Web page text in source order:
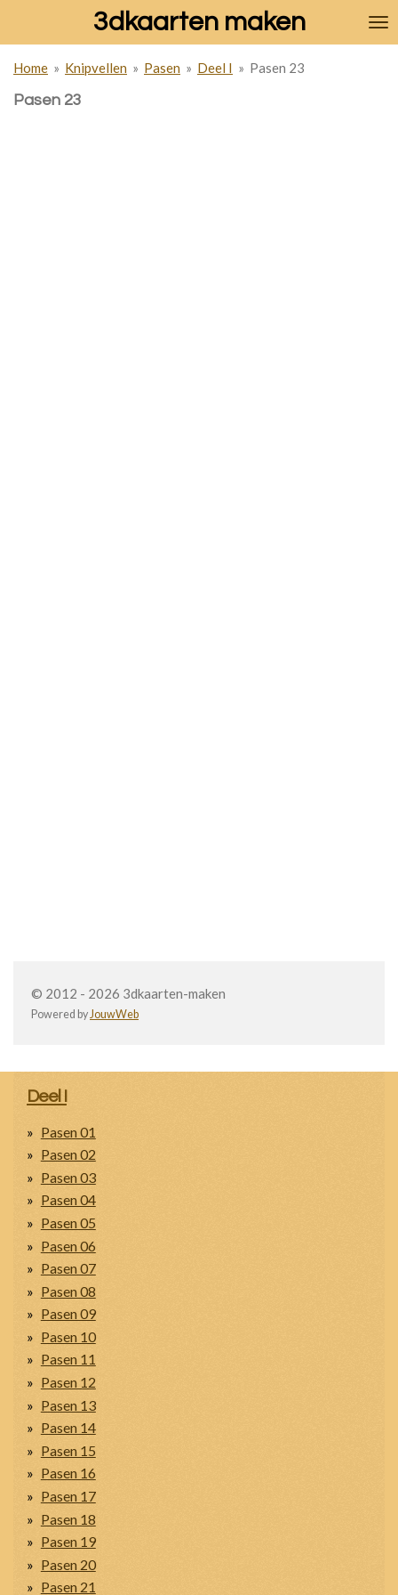
de
hoofdinhoud
3dkaarten maken
Home » Knipvellen » Pasen » Deel I » Pasen 23
Pasen 23
© 2012 - 2026 3dkaarten-maken
Powered by JouwWeb
Deel I
Pasen 01
Pasen 02
Pasen 03
Pasen 04
Pasen 05
Pasen 06
Pasen 07
Pasen 08
Pasen 09
Pasen 10
Pasen 11
Pasen 12
Pasen 13
Pasen 14
Pasen 15
Pasen 16
Pasen 17
Pasen 18
Pasen 19
Pasen 20
Pasen 21